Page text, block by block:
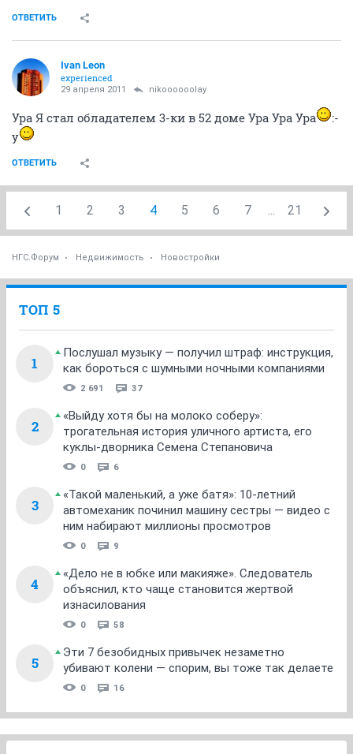
ОТВЕТИТЬ
Ivаn Lеon
experienced
29 апреля 2011 nikoooooolay
Ура Я стал обладателем 3-ки в 52 доме Ура Ура Ура
:-
y
ОТВЕТИТЬ
1 2 3 4 5 6 7 ... 21
НГС.Форум Недвижимость Новостройки
ТОП 5
1
Послушал музыку — получил штраф: инструкция,
как бороться с шумными ночными компаниями
2 691 37
2
«Выйду хотя бы на молоко соберу»:
трогательная история уличного артиста, его
куклы-дворника Семена Степановича
0 6
3
«Такой маленький, а уже батя»: 10-летний
автомеханик починил машину сестры — видео с
ним набирают миллионы просмотров
0 9
4
«Дело не в юбке или макияже». Следователь
объяснил, кто чаще становится жертвой
изнасилования
0 58
5
Эти 7 безобидных привычек незаметно
убивают колени — спорим, вы тоже так делаете
0 16